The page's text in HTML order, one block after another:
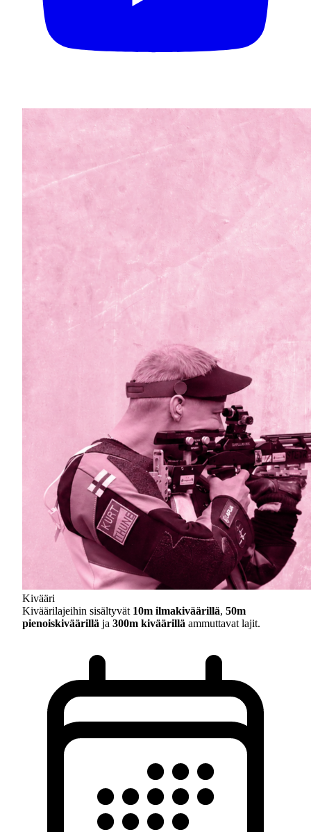
Kivääri
Kiväärilajeihin sisältyvät 10m ilmakiväärillä, 50m
pienoiskiväärillä ja 300m kiväärillä ammuttavat lajit.